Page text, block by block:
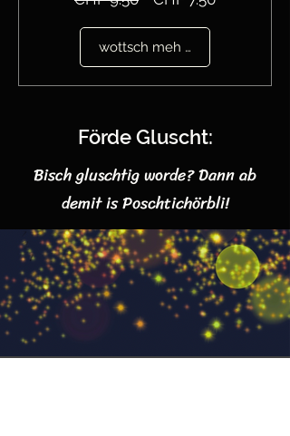
wottsch meh wüsse?
Förde Gluscht:
Bisch gluschtig worde? Dann ab
demit is Poschtichörbli!